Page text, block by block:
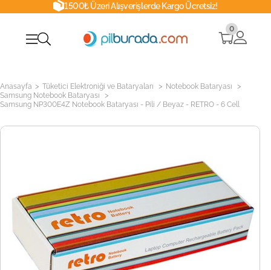
1500₺ Üzeri Alışverişlerde Kargo Ücretsiz!
0
Anasayfa > Tüketici Elektroniği ve Bataryaları > Notebook Bataryası >
Samsung Notebook Bataryası >
Samsung NP300E4Z Notebook Bataryası - Pili / Beyaz - RETRO - 6 Cell